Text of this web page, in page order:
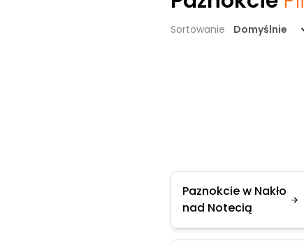
Sortowanie Domyślnie
Paznokcie w Nakło
nad Notecią